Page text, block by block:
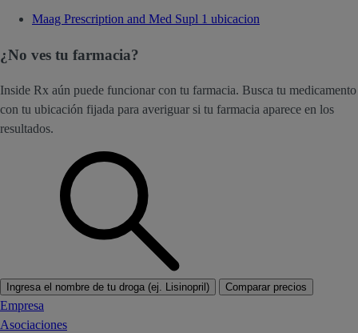
Maag Prescription and Med Supl 1 ubicacion
¿No ves tu farmacia?
Inside Rx aún puede funcionar con tu farmacia. Busca tu medicamento
con tu ubicación fijada para averiguar si tu farmacia aparece en los
resultados.
Ingresa el nombre de tu droga (ej. Lisinopril) Comparar precios
Empresa
Asociaciones